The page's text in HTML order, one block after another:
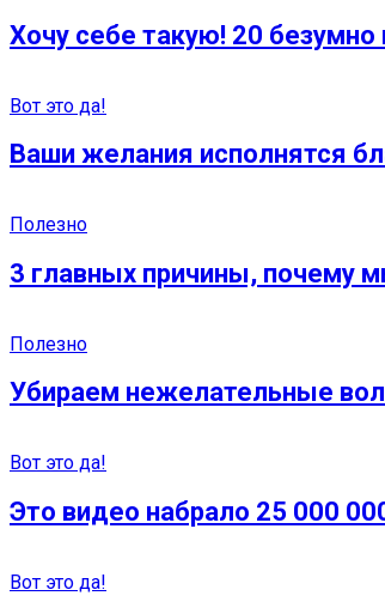
Хочу себе такую! 20
Вот это да!
Ваши желания исполнятся
Полезно
3 главных причины, почему
Полезно
Убираем нежелательные
Вот это да!
Это видео набрало 25 000
Вот это да!